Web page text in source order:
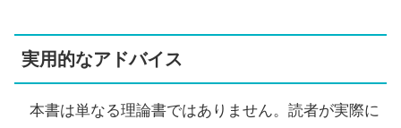
実用的なアドバイス
本書は単なる理論書ではありません。読者が実際に